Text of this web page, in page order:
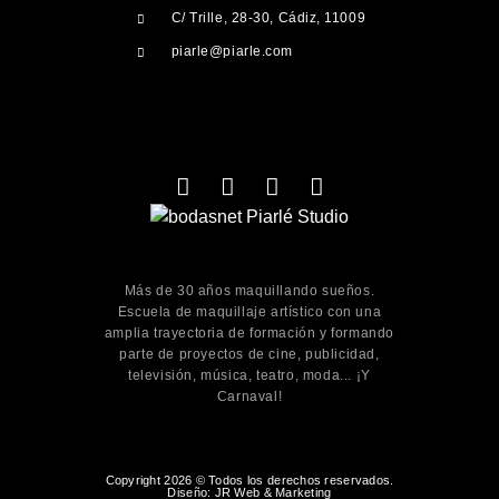
C/ Trille, 28-30, Cádiz, 11009
piarle@piarle.com
Más de 30 años maquillando sueños.
Escuela de maquillaje artístico con una
amplia trayectoria de formación y formando
parte de proyectos de cine, publicidad,
televisión, música, teatro, moda... ¡Y
Carnaval!
Copyright 2026 © Todos los derechos reservados.
Diseño: JR Web & Marketing